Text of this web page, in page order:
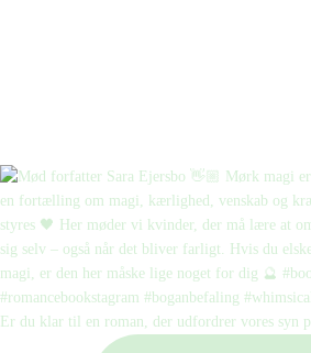
Er du klar til en roman, der udfordrer vores syn p